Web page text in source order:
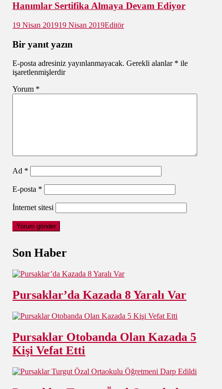
Hanımlar Sertifika Almaya Devam Ediyor
19 Nisan 201919 Nisan 2019Editör
Bir yanıt yazın
E-posta adresiniz yayınlanmayacak. Gerekli alanlar * ile
işaretlenmişlerdir
Yorum *
Ad *
E-posta *
İnternet sitesi
Son Haber
Pursaklar’da Kazada 8 Yaralı Var
Pursaklar Otobanda Olan Kazada 5
Kişi Vefat Etti